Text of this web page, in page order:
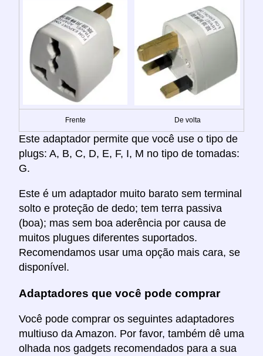
Frente De volta
Este adaptador permite que você use o tipo de
plugs: A, B, C, D, E, F, I, M no tipo de tomadas:
G.
Este é um adaptador muito barato sem terminal
solto e proteção de dedo; tem terra passiva
(boa); mas sem boa aderência por causa de
muitos plugues diferentes suportados.
Recomendamos usar uma opção mais cara, se
disponível.
Adaptadores que você pode comprar
Você pode comprar os seguintes adaptadores
multiuso da Amazon. Por favor, também dê uma
olhada nos gadgets recomendados para a sua